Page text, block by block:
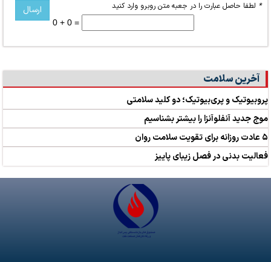
* لطفا حاصل عبارت را در جعبه متن روبرو وارد کنید
0 + 0 =
آخرین سلامت
پروبیوتیک و پری‌بیوتیک؛ دو کلید سلامتی
موج جدید آنفلوآنزا را بیشتر بشناسیم
۵ عادت روزانه برای تقویت سلامت روان
فعالیت بدنی در فصل زیبای پاییز